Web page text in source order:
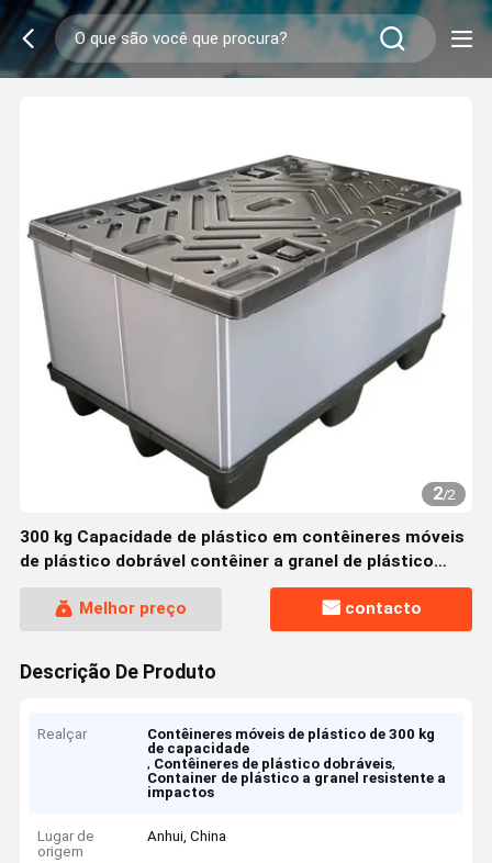
2/2
300 kg Capacidade de plástico em contêineres móveis
de plástico dobrável contêiner a granel de plástico
Melhor preço
contacto
Descrição De Produto
Realçar
Contêineres móveis de plástico de 300 kg
de capacidade
, Contêineres de plástico dobráveis,
Container de plástico a granel resistente a
impactos
Lugar de
origem
Anhui, China